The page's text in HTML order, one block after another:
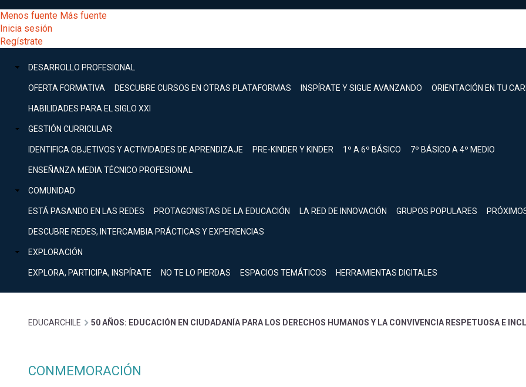
al
contenido
principal
[Educarchile
Escritorio]
Menú
entrar
mi
cuenta
Menos fuente Más fuente
Inicia sesión
Regístrate
Menú
principal
DESARROLLO PROFESIONAL
OFERTA FORMATIVA DESCUBRE CURSOS EN OTRAS PLATAFORMAS INSPÍRATE Y SIGUE AVANZANDO ORIENTACIÓN EN TU
HABILIDADES PARA EL SIGLO XXI
GESTIÓN CURRICULAR
IDENTIFICA OBJETIVOS Y ACTIVIDADES DE APRENDIZAJE PRE-KINDER Y KINDER 1º A 6º BÁSICO 7º BÁSICO A 4º MEDIO
ENSEÑANZA MEDIA TÉCNICO PROFESIONAL
COMUNIDAD
ESTÁ PASANDO EN LAS REDES PROTAGONISTAS DE LA EDUCACIÓN LA RED DE INNOVACIÓN GRUPOS POPULARES
DESCUBRE REDES, INTERCAMBIA PRÁCTICAS Y EXPERIENCIAS
EXPLORACIÓN
EXPLORA, PARTICIPA, INSPÍRATE NO TE LO PIERDAS ESPACIOS TEMÁTICOS HERRAMIENTAS DIGITALES
Buscar
Menú
principal
DESARROLLO
Expand
GESTIÓN
Expand
COMUNIDAD
Expand
EXPLORACIÓN
[Educarchile
Mobile]
Menú
Inicia
Sobrescribir
enlaces
EDUCARCHILE 50 AÑOS: EDUCACIÓN EN CIUDADANÍA PARA LOS DERECHOS HUMANOS Y LA CONVIVENCIA RESPETUOSA E
CONMEMORACIÓN
Inicia sesión.